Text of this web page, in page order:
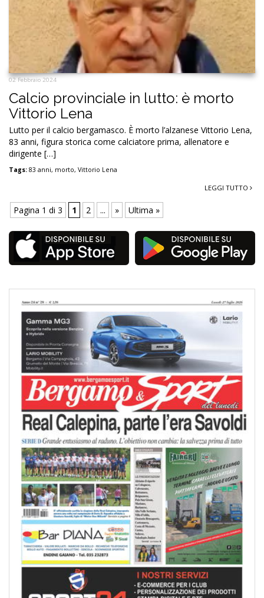
02 Febbraio 2024
Calcio provinciale in lutto: è morto
Vittorio Lena
Lutto per il calcio bergamasco. È morto l’alzanese Vittorio Lena,
83 anni, figura storica come calciatore prima, allenatore e
dirigente […]
Tags: 83 anni, morto, Vittorio Lena
LEGGI TUTTO
Pagina 1 di 3 1 2 ... » Ultima »